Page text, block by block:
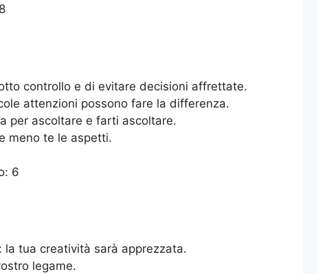
controllo e di evitare decisioni affrettate.
attenzioni possono fare la differenza.
per ascoltare e farti ascoltare.
meno te le aspetti.
6
tua creatività sarà apprezzata.
legame.